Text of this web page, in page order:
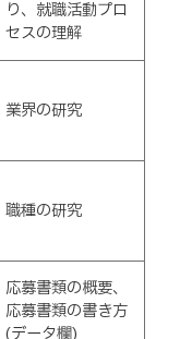
り、就職活動プロ
セスの理解
業界の研究
職種の研究
応募書類の概要、
応募書類の書き方
(データ欄)